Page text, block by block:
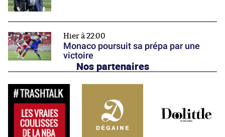
Hier à 22:00
Monaco poursuit sa prépa par une
victoire
Nos partenaires